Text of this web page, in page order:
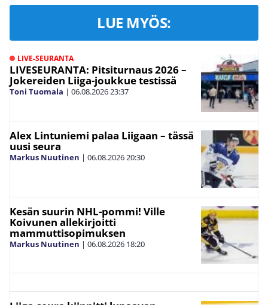
LUE MYÖS:
LIVE-SEURANTA
LIVESEURANTA: Pitsiturnaus 2026 –
Jokereiden Liiga-joukkue testissä
Toni Tuomala | 06.08.202623:37
Alex Lintuniemi palaa Liigaan – tässä
uusi seura
Markus Nuutinen | 06.08.202620:30
Kesän suurin NHL-pommi! Ville
Koivunen allekirjoitti
mammuttisopimuksen
Markus Nuutinen | 06.08.2026 18:20